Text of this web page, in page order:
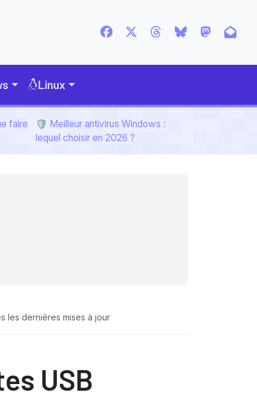
Linux
faire
🛡️ Meilleur antivirus Windows :
lequel choisir en 2026 ?
les dernières mises à jour
USB